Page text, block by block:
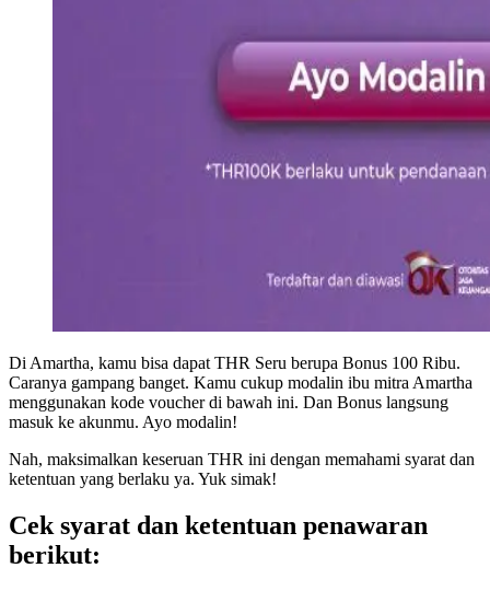
Di Amartha, kamu bisa dapat THR Seru berupa Bonus 100 Ribu.
Caranya gampang banget. Kamu cukup modalin ibu mitra Amartha
menggunakan kode voucher di bawah ini. Dan Bonus langsung
masuk ke akunmu. Ayo modalin!
Nah, maksimalkan keseruan THR ini dengan memahami syarat dan
ketentuan yang berlaku ya. Yuk simak!
Cek syarat dan ketentuan penawaran
berikut: